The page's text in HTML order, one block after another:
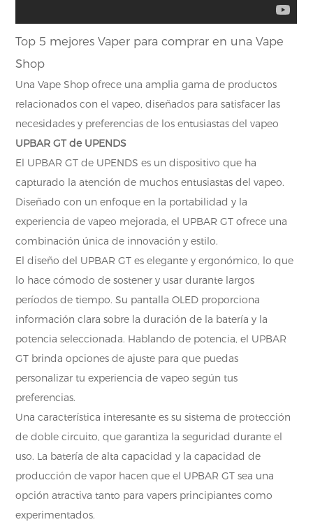
Top 5 mejores Vaper para comprar en una Vape
Shop
Una Vape Shop ofrece una amplia gama de productos
relacionados con el vapeo, diseñados para satisfacer las
necesidades y preferencias de los entusiastas del vapeo
UPBAR GT de UPENDS
El UPBAR GT de UPENDS es un dispositivo que ha
capturado la atención de muchos entusiastas del vapeo.
Diseñado con un enfoque en la portabilidad y la
experiencia de vapeo mejorada, el UPBAR GT ofrece una
combinación única de innovación y estilo.
El diseño del UPBAR GT es elegante y ergonómico, lo que
lo hace cómodo de sostener y usar durante largos
períodos de tiempo. Su pantalla OLED proporciona
información clara sobre la duración de la batería y la
potencia seleccionada. Hablando de potencia, el UPBAR
GT brinda opciones de ajuste para que puedas
personalizar tu experiencia de vapeo según tus
preferencias.
Una característica interesante es su sistema de protección
de doble circuito, que garantiza la seguridad durante el
uso. La batería de alta capacidad y la capacidad de
producción de vapor hacen que el UPBAR GT sea una
opción atractiva tanto para vapers principiantes como
experimentados.